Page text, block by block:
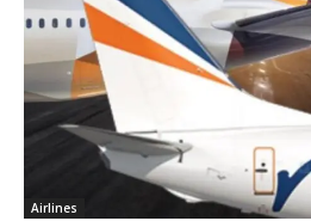
Airlines